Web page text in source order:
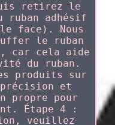
retirez le
ruban adhésif
face). Nous
le ruban
car cela aide
du ruban.
produits sur
et
propre pour
Étape 4 :
veuillez